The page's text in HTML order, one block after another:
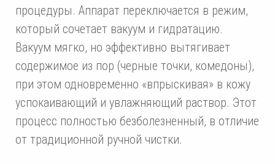
процедуры. Аппарат переключается в режим,
который сочетает вакуум и гидратацию.
Вакуум мягко, но эффективно вытягивает
содержимое из пор (черные точки, комедоны),
при этом одновременно «впрыскивая» в кожу
успокаивающий и увлажняющий раствор. Этот
процесс полностью безболезненный, в отличие
от традиционной ручной чистки.